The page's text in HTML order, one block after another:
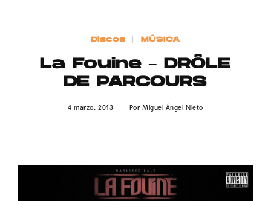
DERECHOS RESERVADOS.
Discos MÚSICA
La Fouine – DRÔLE
DE PARCOURS
4 marzo, 2013 Por Miguel Ángel Nieto